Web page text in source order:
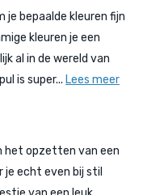
bepaalde kleuren fijn
kleuren je een
al in de wereld van
is super... Lees meer
het opzetten van een
je echt even bij stil